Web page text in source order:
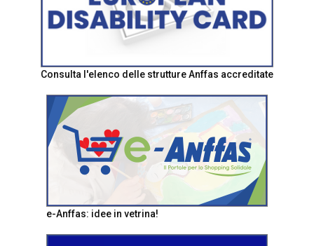
Consulta l'elenco delle strutture Anffas accreditate
e-Anffas: idee in vetrina!